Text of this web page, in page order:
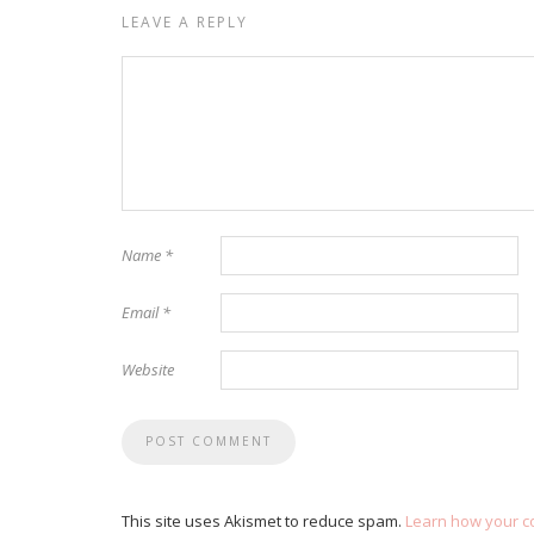
LEAVE A REPLY
Name *
Email*
Website
This site uses Akismet to reduce spam. Learn how your